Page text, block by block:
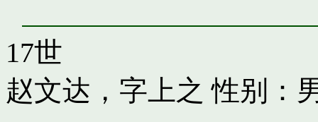
17世
赵文达，字上之 性别：